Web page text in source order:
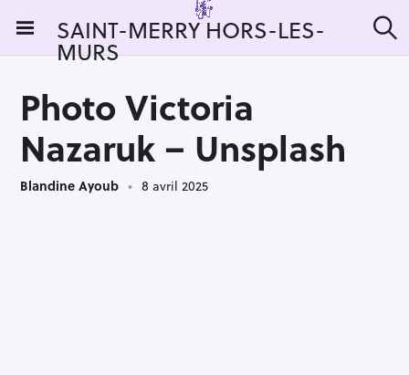
i
SAINT-MERRY HORS-LES-
MURS e
Photo Victoria
Nazaruk – Unsplash
Blandine Ayoub 8 avril 2025